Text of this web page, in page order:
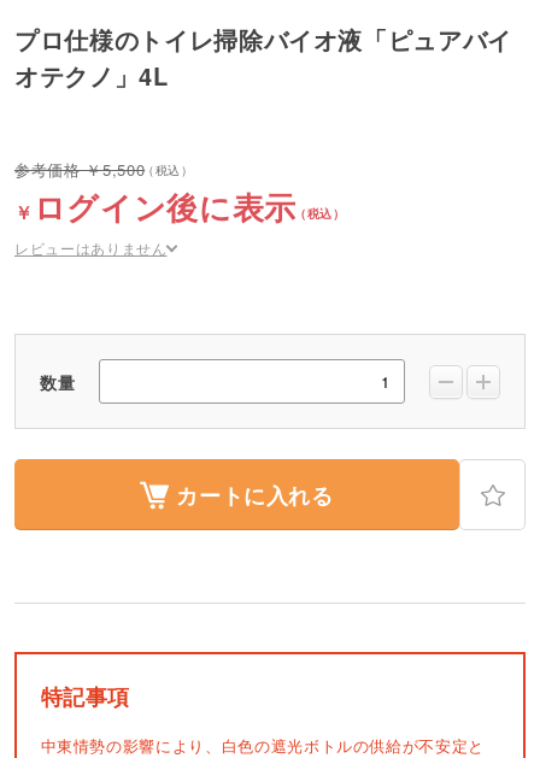
プロ仕様のトイレ掃除バイオ液「ピュアバイ
オテクノ」4L
5,500
ログイン後に表示
レビューはありません
数量
カートに入れる
特記事項
中東情勢の影響により、白色の遮光ボトルの供給が不安定と